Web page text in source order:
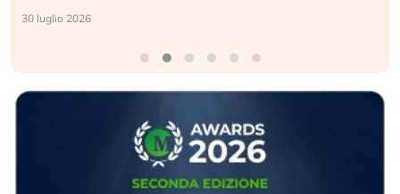
30 luglio 2026